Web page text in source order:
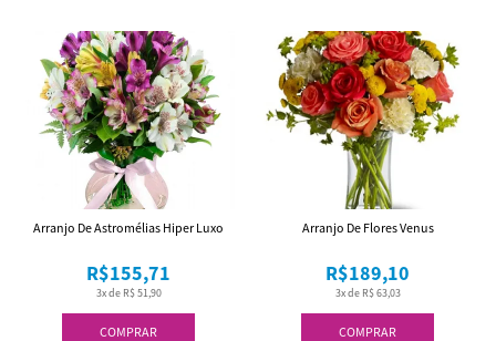
COMPRAR
3x de R$ 51,90
R$155,71
Arranjo De Astromélias Hiper Luxo
COMPRAR
3x de R$ 63,03
R$189,10
Arranjo De Flores Venus